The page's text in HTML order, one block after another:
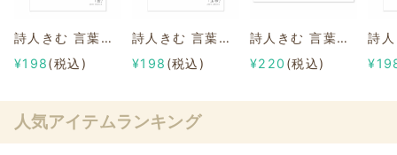
詩人きむ 言葉の花束ポストカード 「差」
¥198(税込)
詩人きむ 言葉の花束ポストカード 「宝物」
¥198 (税込)
詩人きむ 言葉の応援ポストカード 「空が青く」
¥220 (税込)
人気アイテムランキング